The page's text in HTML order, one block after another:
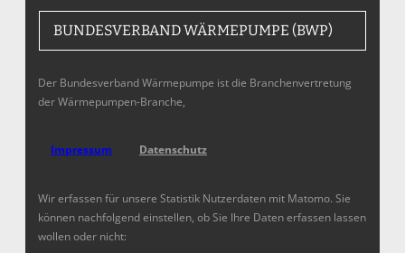
BUNDESVERBAND WÄRMEPUMPE (BWP)
Der Bundesverband Wärmepumpe ist die Branchenvertretung
der Wärmepumpen-Branche,
Impressum Datenschutz
Wir erfassen für unsere Statistik Nutzerdaten mit Matomo. Sie
können nachfolgend einstellen, ob Sie Ihre Daten erfassen lassen
wollen oder nicht: